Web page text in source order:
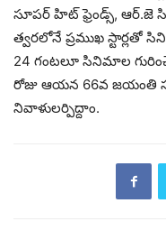
సూపర్ హిట్ ఫ్రెండ్స్, ఆర్.జె
త్వరలోనే ప్రముఖ స్టార్లతో
24 గంటలూ సినిమాల
రోజు ఆయన 66వ జయంతి
నివాళులర్పిద్దాం.